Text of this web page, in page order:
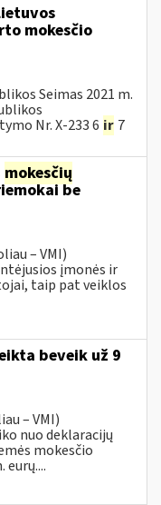
mokesčio
Seimas 2021 m.
Nr. X-233 6 ir 7
mokesčių
be
– VMI)
įmonės ir
taip pat veiklos
beveik už 9
– VMI)
nuo deklaracijų
mokesčio